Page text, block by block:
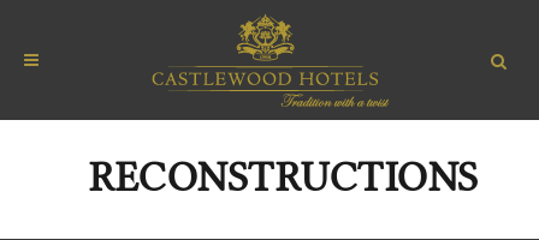
RECONSTRUCTIONS